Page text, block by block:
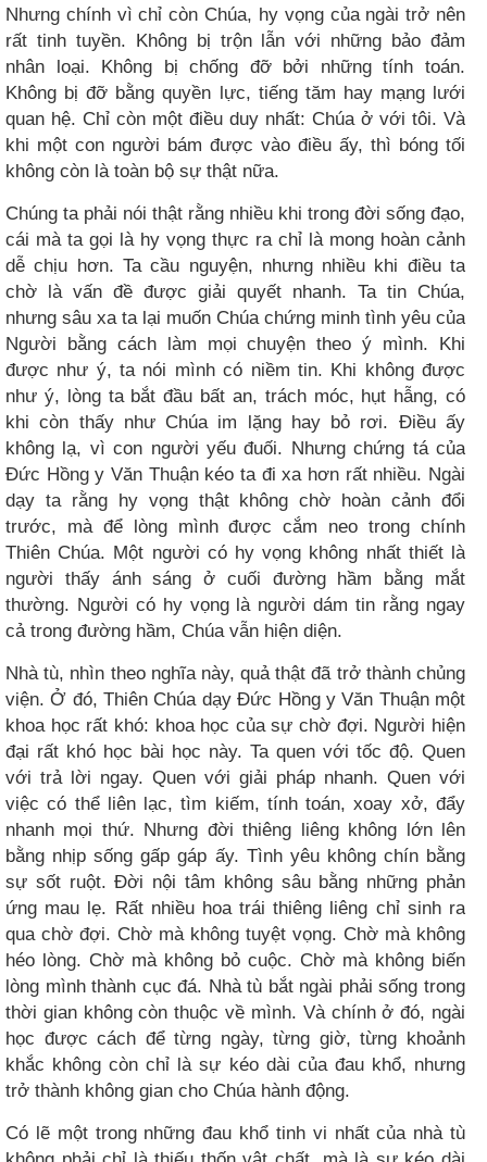
Nhưng chính vì chỉ còn Chúa, hy vọng của ngài trở nên
rất tinh tuyền. Không bị trộn lẫn với những bảo đảm
nhân loại. Không bị chống đỡ bởi những tính toán.
Không bị đỡ bằng quyền lực, tiếng tăm hay mạng lưới
quan hệ. Chỉ còn một điều duy nhất: Chúa ở với tôi. Và
khi một con người bám được vào điều ấy, thì bóng tối
không còn là toàn bộ sự thật nữa.
Chúng ta phải nói thật rằng nhiều khi trong đời sống đạo,
cái mà ta gọi là hy vọng thực ra chỉ là mong hoàn cảnh
dễ chịu hơn. Ta cầu nguyện, nhưng nhiều khi điều ta
chờ là vấn đề được giải quyết nhanh. Ta tin Chúa,
nhưng sâu xa ta lại muốn Chúa chứng minh tình yêu của
Người bằng cách làm mọi chuyện theo ý mình. Khi
được như ý, ta nói mình có niềm tin. Khi không được
như ý, lòng ta bắt đầu bất an, trách móc, hụt hẫng, có
khi còn thấy như Chúa im lặng hay bỏ rơi. Điều ấy
không lạ, vì con người yếu đuối. Nhưng chứng tá của
Đức Hồng y Văn Thuận kéo ta đi xa hơn rất nhiều. Ngài
dạy ta rằng hy vọng thật không chờ hoàn cảnh đổi
trước, mà để lòng mình được cắm neo trong chính
Thiên Chúa. Một người có hy vọng không nhất thiết là
người thấy ánh sáng ở cuối đường hầm bằng mắt
thường. Người có hy vọng là người dám tin rằng ngay
cả trong đường hầm, Chúa vẫn hiện diện.
Nhà tù, nhìn theo nghĩa này, quả thật đã trở thành chủng
viện. Ở đó, Thiên Chúa dạy Đức Hồng y Văn Thuận một
khoa học rất khó: khoa học của sự chờ đợi. Người hiện
đại rất khó học bài học này. Ta quen với tốc độ. Quen
với trả lời ngay. Quen với giải pháp nhanh. Quen với
việc có thể liên lạc, tìm kiếm, tính toán, xoay xở, đẩy
nhanh mọi thứ. Nhưng đời thiêng liêng không lớn lên
bằng nhịp sống gấp gáp ấy. Tình yêu không chín bằng
sự sốt ruột. Đời nội tâm không sâu bằng những phản
ứng mau lẹ. Rất nhiều hoa trái thiêng liêng chỉ sinh ra
qua chờ đợi. Chờ mà không tuyệt vọng. Chờ mà không
héo lòng. Chờ mà không bỏ cuộc. Chờ mà không biến
lòng mình thành cục đá. Nhà tù bắt ngài phải sống trong
thời gian không còn thuộc về mình. Và chính ở đó, ngài
học được cách để từng ngày, từng giờ, từng khoảnh
khắc không còn chỉ là sự kéo dài của đau khổ, nhưng
trở thành không gian cho Chúa hành động.
Có lẽ một trong những đau khổ tinh vi nhất của nhà tù